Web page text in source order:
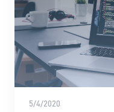
5/4/2020